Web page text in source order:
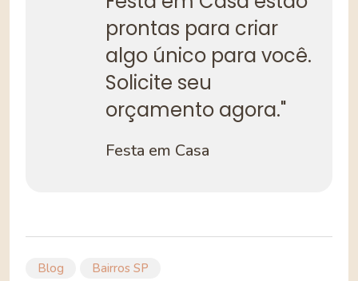
prontas para criar
algo único para você.
Solicite seu
orçamento agora."
Festa em Casa
Blog Bairros SP